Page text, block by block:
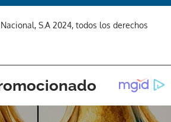
S.A 2024, todos los derechos